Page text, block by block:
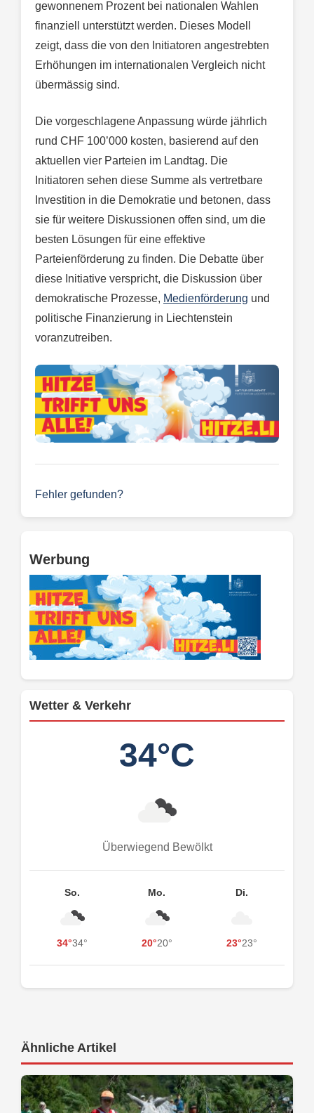
gewonnenem Prozent bei nationalen Wahlen
finanziell unterstützt werden. Dieses Modell
zeigt, dass die von den Initiatoren angestrebten
Erhöhungen im internationalen Vergleich nicht
übermässig sind.
Die vorgeschlagene Anpassung würde jährlich
rund CHF 100’000 kosten, basierend auf den
aktuellen vier Parteien im Landtag. Die
Initiatoren sehen diese Summe als vertretbare
Investition in die Demokratie und betonen, dass
sie für weitere Diskussionen offen sind, um die
besten Lösungen für eine effektive
Parteienförderung zu finden. Die Debatte über
diese Initiative verspricht, die Diskussion über
demokratische Prozesse, Medienförderung und
politische Finanzierung in Liechtenstein
voranzutreiben.
Fehler gefunden?
Werbung
Wetter & Verkehr
34°C
Überwiegend Bewölkt
So.
34°34°
Mo.
20°20°
Di.
23°23°
Ähnliche Artikel